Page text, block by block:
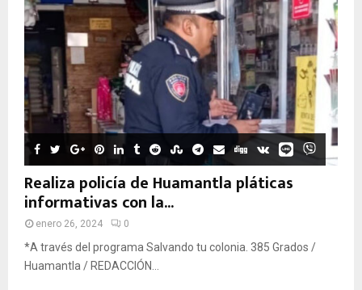
Realiza policía de Huamantla pláticas
informativas con la...
enero 26, 2024 0
*A través del programa Salvando tu colonia. 385 Grados /
Huamantla / REDACCIÓN...